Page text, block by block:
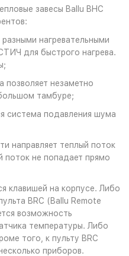
завесы Ballu BHC
нагревательными
для быстрого нагрева.
позволяет незаметно
тамбуре;
система подавления шума
направляет теплый поток
не попадает прямо
клавишей на корпусе. Либо
BRC (Ballu Remote
возможность
температуры. Либо
того, к пульту BRC
приборов.